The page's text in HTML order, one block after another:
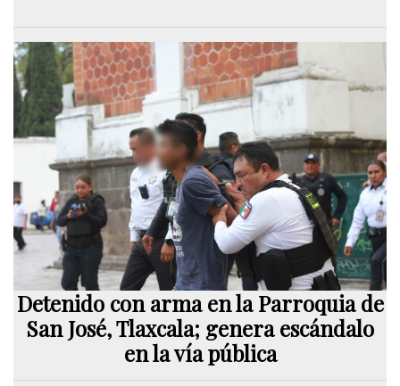
Detenido con arma en la Parroquia de
San José, Tlaxcala; genera escándalo
en la vía pública